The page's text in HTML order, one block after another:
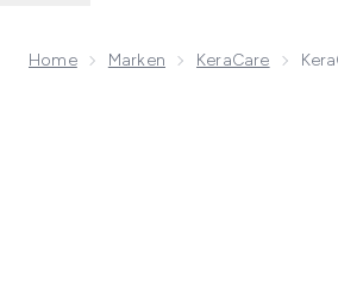
Home Marken KeraCare